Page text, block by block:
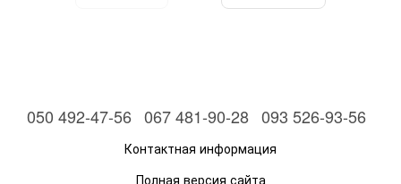
050 492-47-56 067 481-90-28 093 526-93-56
Контактная информация
Полная версия сайта